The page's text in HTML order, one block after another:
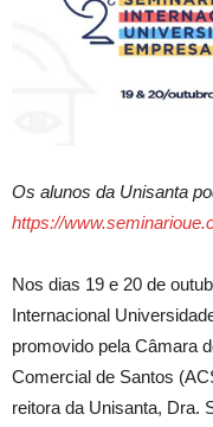
Os alunos da Unisanta
https://
Nos dias 19 e 20 de
Internacional
promovido pela Câmara
Comercial de Santos
reitora da Unisanta, Dra.